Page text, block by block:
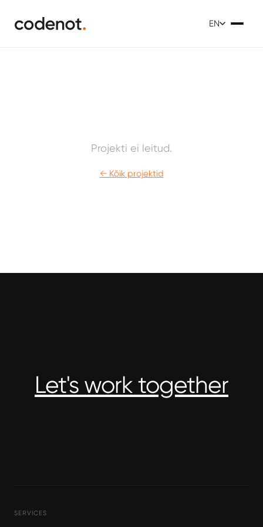
EN
Projekti ei leitud.
← Kõik projektid
Let's work together
SERVICES